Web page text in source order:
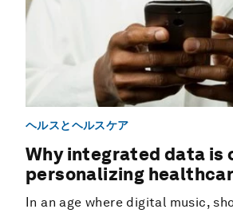
ヘルスとヘルスケア
Why integrated data
personalizing
In an age where digital music,